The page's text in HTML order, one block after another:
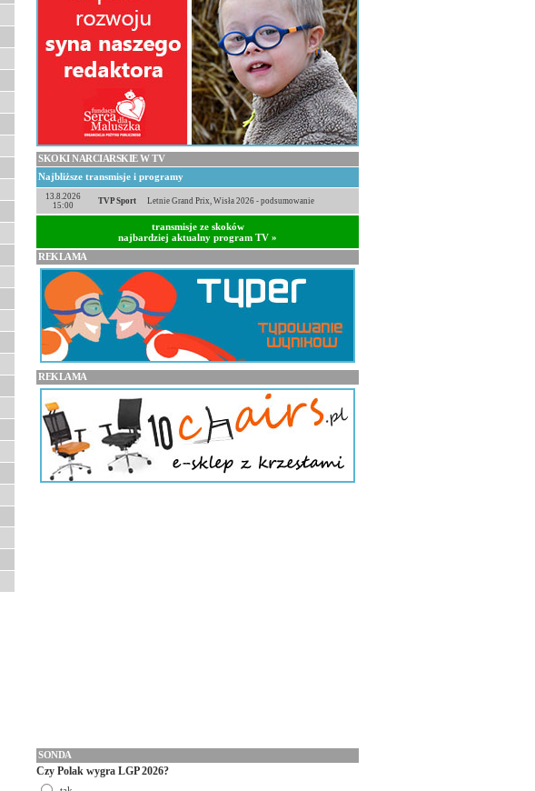
SKOKI NARCIARSKIE W TV
Najbliższe transmisje i programy
13.8.2026
15:00
TVP Sport Letnie Grand Prix, Wisła 2026 - podsumowanie
transmisje ze skoków
najbardziej aktualny program TV »
REKLAMA
REKLAMA
SONDA
Czy Polak wygra LGP 2026?